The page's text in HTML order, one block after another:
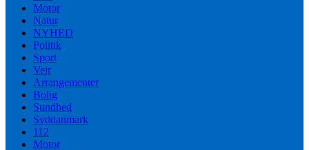
Motor
Natur
NYHED
Politik
Sport
Vejr
Arrangementer
Bolig
Sundhed
Syddanmark
112
Motor